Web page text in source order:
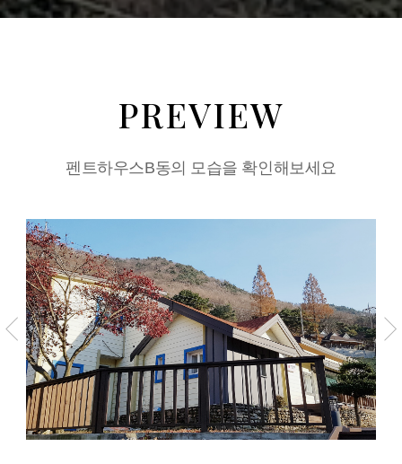
PREVIEW
펜트하우스B동의 모습을 확인해보세요
이전
슬라이드